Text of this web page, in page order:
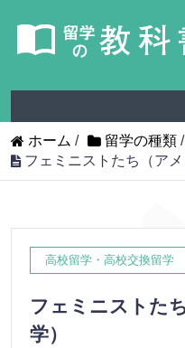
ホーム / 留学の種類 /
フェミニストたち（アメ
高校留学・高校交換留学
フェミニストた
学）